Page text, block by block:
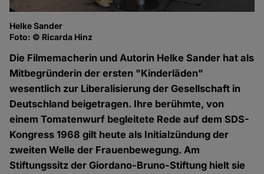
Helke Sander
Foto: © Ricarda Hinz
Die Filmemacherin und Autorin Helke Sander hat als
Mitbegründerin der ersten "Kinderläden"
wesentlich zur Liberalisierung der Gesellschaft in
Deutschland beigetragen. Ihre berühmte, von
einem Tomatenwurf begleitete Rede auf dem SDS-
Kongress 1968 gilt heute als Initialzündung der
zweiten Welle der Frauenbewegung. Am
Stiftungssitz der Giordano-Bruno-Stiftung hielt sie